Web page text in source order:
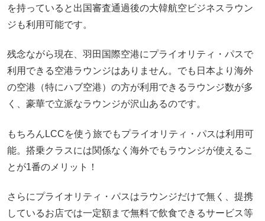
を持っていると出国審査通過後の大韓航空ビジネスラウン
ジも利用可能です。
残念ながら現在、羽田国際空港にプライオリティ・パスで
利用できる空港ラウンジはありません。でも日本より海外
の空港（特にハブ空港）の方が利用できるラウンジ数が多
く、豪華で立派なラウンジが沢山あるのです。
もちろんLCCを使う旅でもプライオリティ・パスは利用可
能。搭乗クラスには関係なく海外でもラウンジが使えるこ
とが1番のメリット！
さらにプライオリティ・パスはラウンジだけで無く、提携
しているお店では一定額まで無料で飲食できるサービス等